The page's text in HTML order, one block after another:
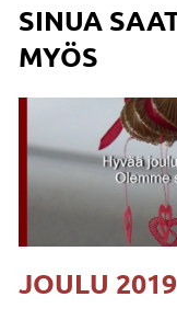
SINUA
MYÖS
JOULU